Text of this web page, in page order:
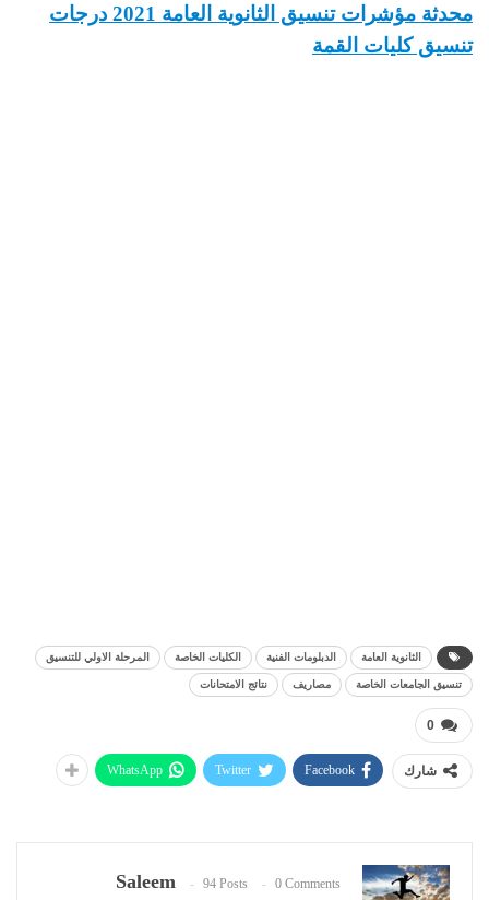
محدثة مؤشرات تنسيق الثانوية العامة 2021 درجات
تنسيق كليات القمة
الثانوية العامة الدبلومات الفنية الكليات الخاصة المرحلة الاولي للتنسيق
تنسيق الجامعات الخاصة مصاريف نتائج الامتحانات
0
شارك Facebook
Twitter
WhatsApp
Saleem 94 Posts 0 Comments